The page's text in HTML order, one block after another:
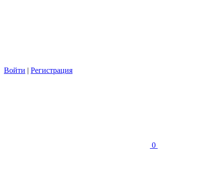
Войти | Регистрация
0